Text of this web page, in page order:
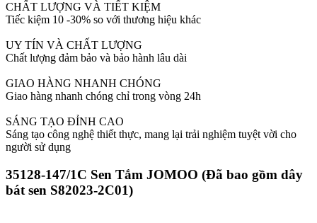
CHẤT LƯỢNG VÀ TIẾT KIỆM
Tiếc kiệm 10 -30% so với thương hiệu khác
UY TÍN VÀ CHẤT LƯỢNG
Chất lượng đảm bảo và bảo hành lâu dài
GIAO HÀNG NHANH CHÓNG
Giao hàng nhanh chóng chỉ trong vòng 24h
SÁNG TẠO ĐỈNH CAO
Sáng tạo công nghệ thiết thực, mang lại trải nghiệm tuyệt vời cho
người sử dụng
35128-147/1C Sen Tắm JOMOO (Đã bao gồm dây
bát sen S82023-2C01)